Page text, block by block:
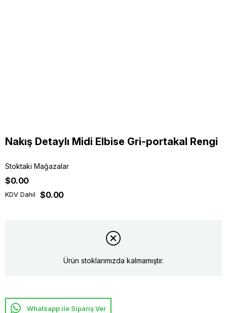
Nakış Detaylı Midi Elbise Gri-portakal Rengi
Stoktaki Mağazalar
$0.00
KDV Dahil $0.00
Ürün stoklarımızda kalmamıştır.
Whatsapp ile Sipariş Ver